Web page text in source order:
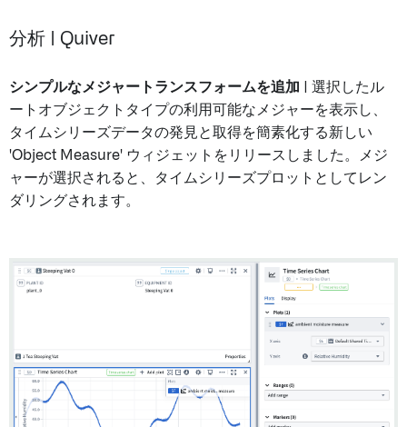
分析 | Quiver
シンプルなメジャートランスフォームを追加
| 選択したル
ートオブジェクトタイプの利用可能なメジャーを表示し、
タイムシリーズデータの発見と取得を簡素化する新しい
'Object Measure' ウィジェットをリリースしました。メジ
ャーが選択されると、タイムシリーズプロットとしてレン
ダリングされます。